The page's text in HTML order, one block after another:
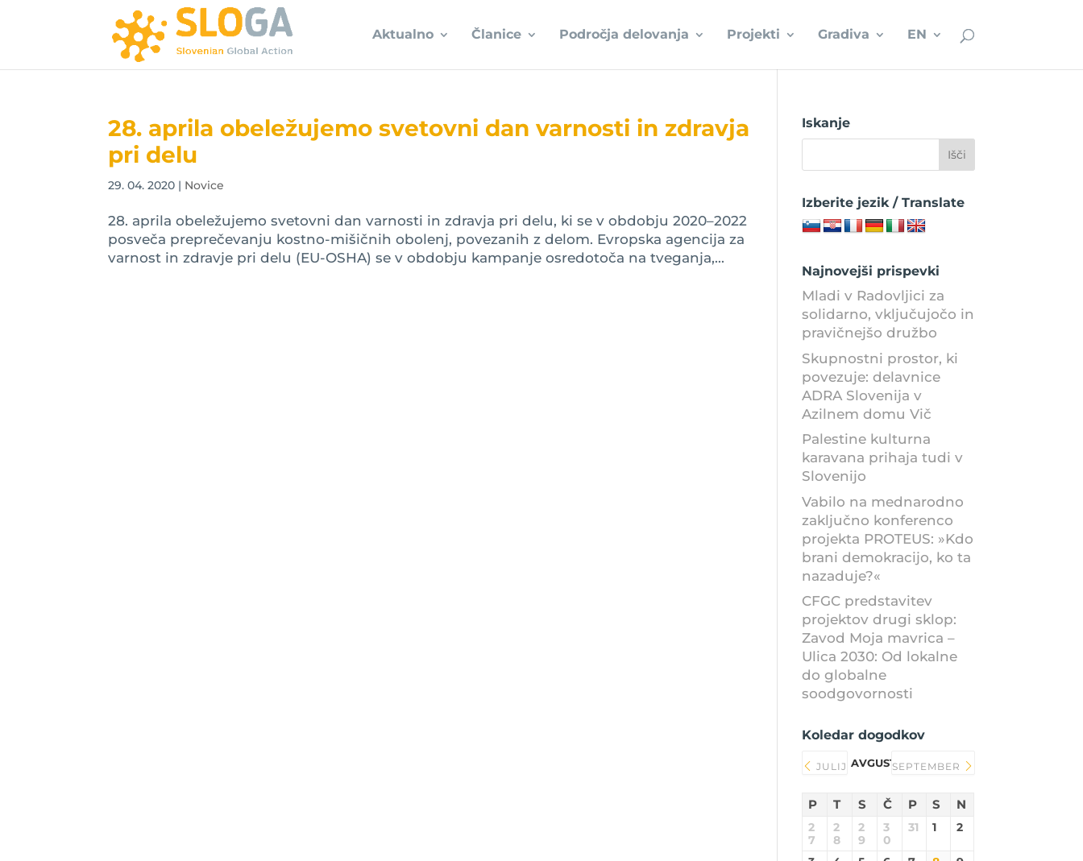
Aktualno Članice Področja delovanja Projekti Gradiva EN
28. aprila obeležujemo svetovni dan varnosti in zdravja
pri delu
29. 04. 2020 | Novice
28. aprila obeležujemo svetovni dan varnosti in zdravja pri delu, ki se v obdobju 2020–2022
posveča preprečevanju kostno-mišičnih obolenj, povezanih z delom. Evropska agencija za
varnost in zdravje pri delu (EU-OSHA) se v obdobju kampanje osredotoča na tveganja,...
Iskanje
Izberite jezik / Translate
Najnovejši prispevki
Mladi v Radovljici za
solidarno, vključujočo in
pravičnejšo družbo
Skupnostni prostor, ki
povezuje: delavnice
ADRA Slovenija v
Azilnem domu Vič
Palestine kulturna
karavana prihaja tudi v
Slovenijo
Vabilo na mednarodno
zaključno konferenco
projekta PROTEUS: »Kdo
brani demokracijo, ko ta
nazaduje?«
CFGC predstavitev
projektov drugi sklop:
Zavod Moja mavrica –
Ulica 2030: Od lokalne
do globalne
soodgovornosti
Koledar dogodkov
JULIJ AVGUST 2026SEPTEMBER
P T S Č P S N
2
7
2
8
2
9
3
0
31 1 2